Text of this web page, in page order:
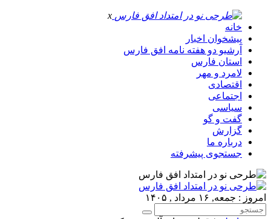
x
خانه
پیشخوان اخبار
آرشیو دو هفته نامه افق فارس
استان فارس
لامرد و مهر
اقتصادی
اجتماعی
سیاسی
گفت و گو
گزارش
درباره ما
جستجوی پیشرفته
امروز : جمعه, ۱۶ مرداد , ۱۴۰۵